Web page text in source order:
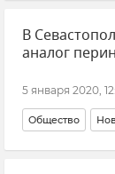
В
аналог
5 января 2020,
Общество